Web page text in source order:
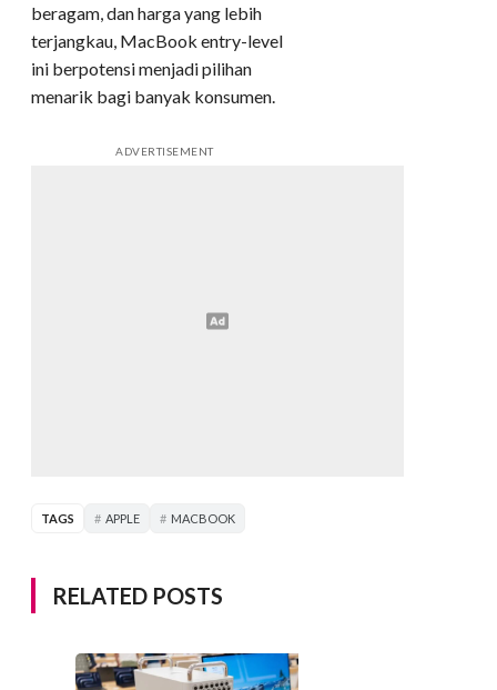
beragam, dan harga yang lebih
terjangkau, MacBook entry-level
ini berpotensi menjadi pilihan
menarik bagi banyak konsumen.
ADVERTISEMENT
TAGS APPLE MACBOOK
RELATED POSTS